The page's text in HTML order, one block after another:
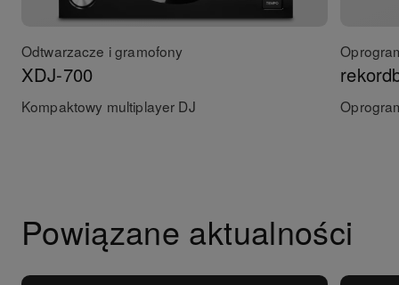
Odtwarzacze i gramofony
XDJ-700
Kompaktowy multiplayer DJ
Powiązane aktualności